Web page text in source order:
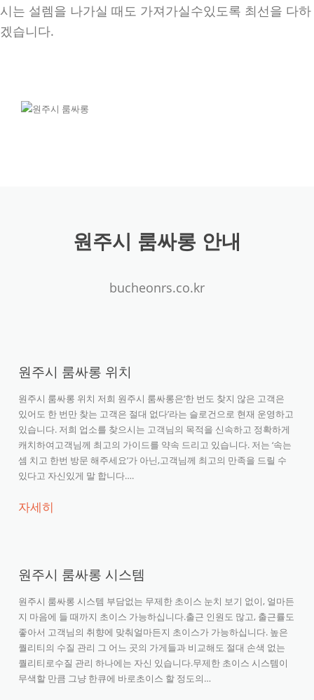
시는 설렘을 나가실 때도 가져가실수있도록 최선을 다하
겠습니다.
원주시 룸싸롱 안내
bucheonrs.co.kr
원주시 룸싸롱 위치
원주시 룸싸롱 위치 저희 원주시 룸싸롱은‘한 번도 찾지 않은 고객은
있어도 한 번만 찾는 고객은 절대 없다’라는 슬로건으로 현재 운영하고
있습니다. 저희 업소를 찾으시는 고객님의 목적을 신속하고 정확하게
캐치하여고객님께 최고의 가이드를 약속 드리고 있습니다. 저는 ‘속는
셈 치고 한번 방문 해주세요’가 아닌,고객님께 최고의 만족을 드릴 수
있다고 자신있게 말 합니다….
자세히
원주시 룸싸롱 시스템
원주시 룸싸롱 시스템 부담없는 무제한 초이스 눈치 보기 없이, 얼마든
지 마음에 들 때까지 초이스 가능하십니다.출근 인원도 많고, 출근률도
좋아서 고객님의 취향에 맞춰얼마든지 초이스가 가능하십니다. 높은
퀄리티의 수질 관리 그 어느 곳의 가게들과 비교해도 절대 손색 없는
퀄리티로수질 관리 하나에는 자신 있습니다.무제한 초이스 시스템이
무색할 만큼 그냥 한큐에 바로초이스 할 정도의…